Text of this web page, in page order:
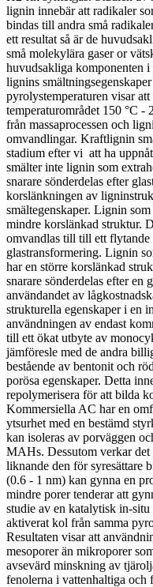
lignin innebär att radikaler
bindas till andra små
ett resultat så är de
små molekylära gaser or
huvudsakliga komponenten
lignins
pyrolystemperaturen visar
temperaturområdet 150 °C
från massaprocessen och
omvandlingar. Kraftlignin
stadium efter vi att ha
smälter inte lignin som
snarare sönderdelas efter
korslänkningen av
smältegenskaper. Lignin
mindre korslänkad struktur.
omvandlas till till ett flytande
glastransformering. Lignin
har en större korslänkad
snarare sönderdelas efter en
användandet av
strukturella egenskaper i en
användningen av endast
till ett ökat utbyte av
jämföresle med de andra
bestående av bentonit och
porösa egenskaper. Detta
repolymerisera för att bilda
Kommersiella AC har en
ytsurhet med en bestämd
kan isoleras av porväggen
MAHs. Dessutom verkar det
liknande den för syresättare
(0.6 - 1 nm) kan gynna en
mindre porer tenderar att
studie av en katalytisk in-
aktiverat kol från samma
Resultaten visar att
mesoporer än mikroporer
avsevärd minskning av
fenolerna i vattenhaltiga